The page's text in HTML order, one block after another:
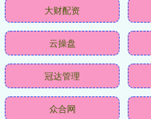
大财配资
云操盘
冠达管理
众合网